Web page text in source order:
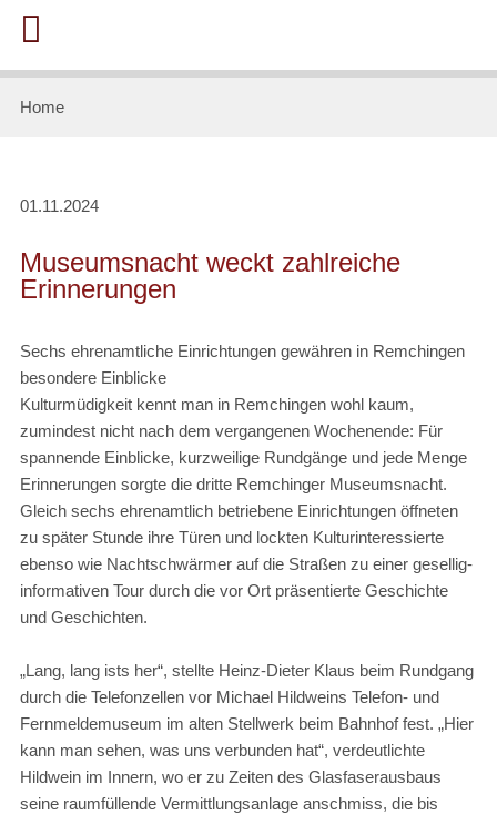
Home
01.11.2024
Museumsnacht weckt zahlreiche
Erinnerungen
Sechs ehrenamtliche Einrichtungen gewähren in Remchingen
besondere Einblicke
Kulturmüdigkeit kennt man in Remchingen wohl kaum,
zumindest nicht nach dem vergangenen Wochenende: Für
spannende Einblicke, kurzweilige Rundgänge und jede Menge
Erinnerungen sorgte die dritte Remchinger Museumsnacht.
Gleich sechs ehrenamtlich betriebene Einrichtungen öffneten
zu später Stunde ihre Türen und lockten Kulturinteressierte
ebenso wie Nachtschwärmer auf die Straßen zu einer gesellig-
informativen Tour durch die vor Ort präsentierte Geschichte
und Geschichten.
„Lang, lang ists her“, stellte Heinz-Dieter Klaus beim Rundgang
durch die Telefonzellen vor Michael Hildweins Telefon- und
Fernmeldemuseum im alten Stellwerk beim Bahnhof fest. „Hier
kann man sehen, was uns verbunden hat“, verdeutlichte
Hildwein im Innern, wo er zu Zeiten des Glasfaserausbaus
seine raumfüllende Vermittlungsanlage anschmiss, die bis